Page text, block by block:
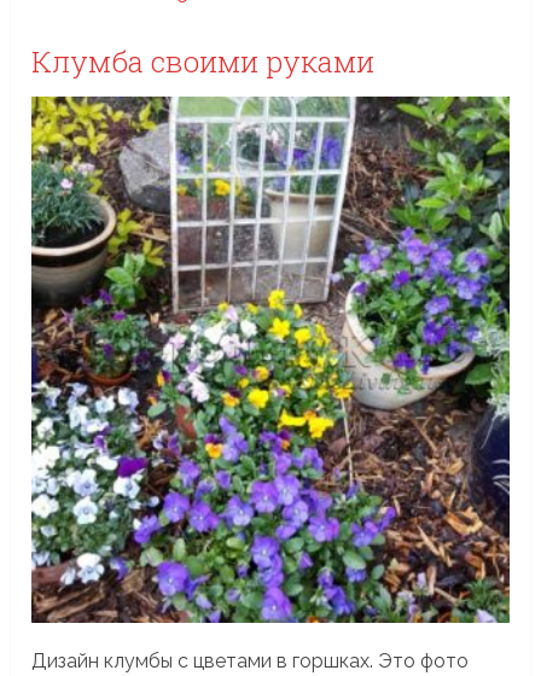
Клумба своими руками
Дизайн клумбы с цветами в горшках. Это фото